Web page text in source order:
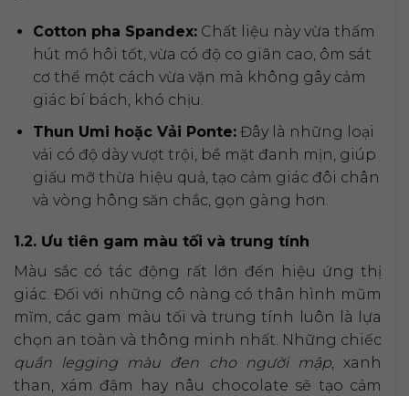
Cotton pha Spandex:Chất liệu này vừa thấm
hút mồ hôi tốt, vừa có độ co giãn cao, ôm sát
cơ thể một cách vừa vặn mà không gây cảm
giác bí bách, khó chịu.
Thun Umi hoặc Vải Ponte:Đây là những loại
vải có độ dày vượt trội, bề mặt đanh mịn, giúp
giấu mỡ thừa hiệu quả, tạo cảm giác đôi chân
và vòng hông săn chắc, gọn gàng hơn.
1.2. Ưu tiên gam màu tối và trung tính
Màu sắc có tác động rất lớn đến hiệu ứng thị
giác. Đối với những cô nàng có thân hình mũm
mĩm, các gam màu tối và trung tính luôn là lựa
chọn an toàn và thông minh nhất. Những chiếc
quần legging màu đen cho người mập, xanh
than, xám đậm hay nâu chocolate sẽ tạo cảm